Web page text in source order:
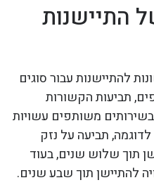
התיישנות
להתיישנות עבור סוגים
תביעות הקשורות
משותפים עשויות
תביעה על נזק
תוך שלוש שנים, בעוד
להתיישן תוך שבע שנים.